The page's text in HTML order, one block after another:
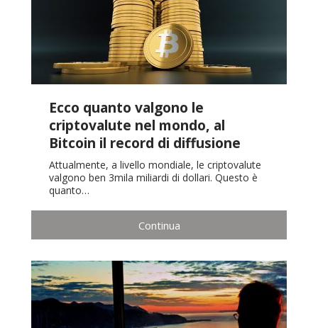
Ecco quanto valgono le
criptovalute nel mondo, al
Bitcoin il record di diffusione
Attualmente, a livello mondiale, le criptovalute
valgono ben 3mila miliardi di dollari. Questo è
quanto…
Continua